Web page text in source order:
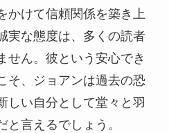
かけて信頼関係を築き上
実な態度は、多くの読者
せん。彼という安心でき
そ、ジョアンは過去の恐
しい自分として堂々と羽
言えるでしょう。